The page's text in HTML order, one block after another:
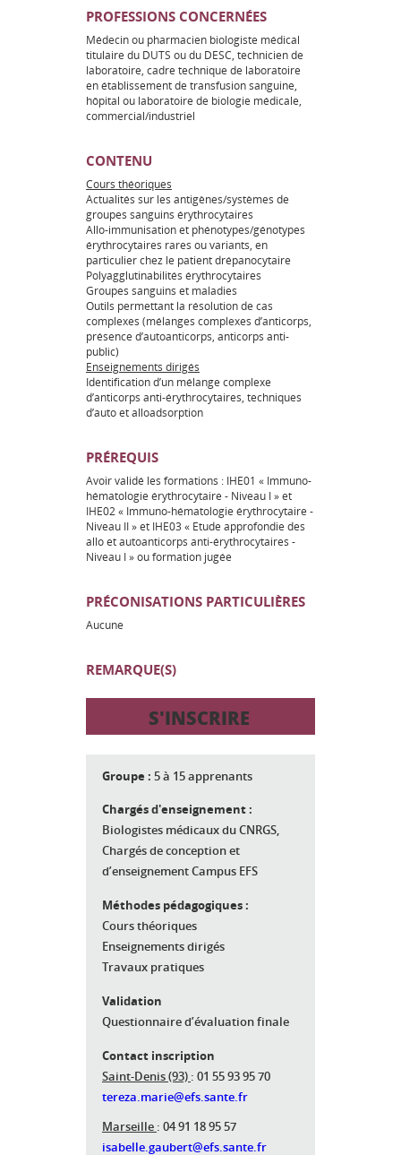
PROFESSIONS CONCERNÉES
Médecin ou pharmacien biologiste médical
titulaire du DUTS ou du DESC, technicien de
laboratoire, cadre technique de laboratoire
en établissement de transfusion sanguine,
hôpital ou laboratoire de biologie médicale,
commercial/industriel
CONTENU
Cours théoriques
Actualités sur les antigènes/systèmes de
groupes sanguins érythrocytaires
Allo-immunisation et phénotypes/génotypes
érythrocytaires rares ou variants, en
particulier chez le patient drépanocytaire
Polyagglutinabilités érythrocytaires
Groupes sanguins et maladies
Outils permettant la résolution de cas
complexes (mélanges complexes d’anticorps,
présence d’autoanticorps, anticorps anti-
public)
Enseignements dirigés
Identification d’un mélange complexe
d’anticorps anti-érythrocytaires, techniques
d’auto et alloadsorption
PRÉREQUIS
Avoir validé les formations : IHE01 « Immuno-
hématologie érythrocytaire - Niveau I » et
IHE02 « Immuno-hématologie érythrocytaire -
Niveau II » et IHE03 « Etude approfondie des
allo et autoanticorps anti-érythrocytaires -
Niveau I » ou formation jugée
PRÉCONISATIONS PARTICULIÈRES
Aucune
REMARQUE(S)
S'INSCRIRE
Groupe : 5 à 15 apprenants
Chargés d'enseignement :
Biologistes médicaux du CNRGS,
Chargés de conception et
d’enseignement Campus EFS
Méthodes pédagogiques :
Cours théoriques
Enseignements dirigés
Travaux pratiques
Validation
Questionnaire d’évaluation finale
Contact inscription
Saint-Denis (93) : 01 55 93 95 70
tereza.marie@efs.sante.fr
Marseille : 04 91 18 95 57
isabelle.gaubert@efs.sante.fr